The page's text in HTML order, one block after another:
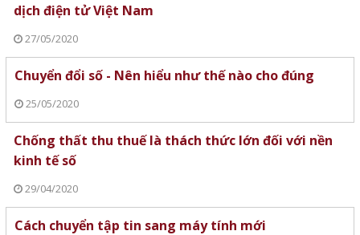
dịch điện tử Việt Nam
27/05/2020
Chuyển đổi số - Nên hiểu như thế nào cho đúng
25/05/2020
Chống thất thu thuế là thách thức lớn đối với nền
kinh tế số
29/04/2020
Cách chuyển tập tin sang máy tính mới